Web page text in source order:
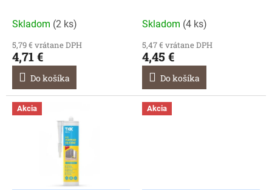
v
Skladom (2 ks)
5,79 € vrátane DPH
4,71 €
Do košíka
Skladom (4 ks)
5,47 € vrátane DPH
4,45 €
Do košíka
Akcia Akcia